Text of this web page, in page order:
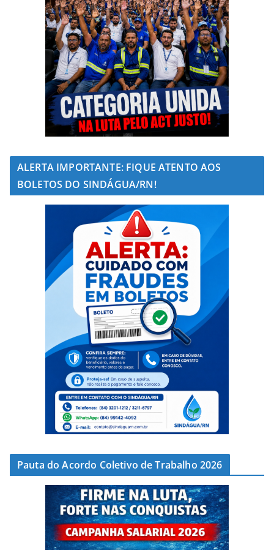
ALERTA IMPORTANTE: FIQUE ATENTO AOS
BOLETOS DO SINDÁGUA/RN!
Pauta do Acordo Coletivo de Trabalho 2026